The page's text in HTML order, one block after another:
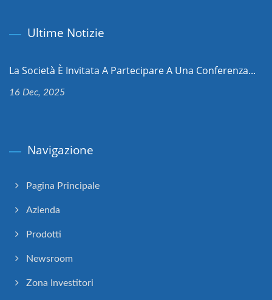
Ultime Notizie
La Società È Invitata A Partecipare A Una Conferenza...
16 Dec, 2025
Navigazione
Pagina Principale
Azienda
Prodotti
Newsroom
Zona Investitori